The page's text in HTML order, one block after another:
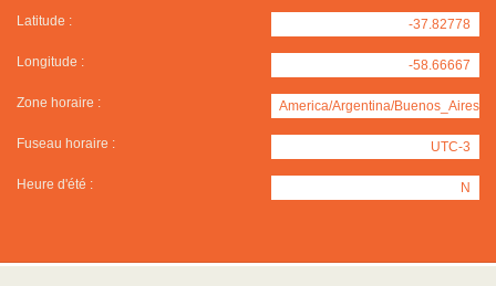
Latitude : -37.82778
Longitude : -58.66667
Zone horaire : America/Argentina/Buenos_Aires
Fuseau horaire : UTC-3
Heure d'été : N